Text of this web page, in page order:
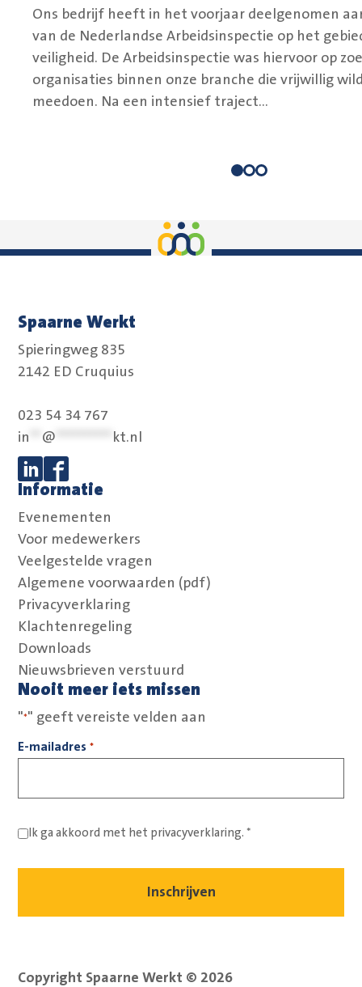
Ons bedrijf heeft in het voorjaar deelgenomen
van de Nederlandse Arbeidsinspectie op het
veiligheid. De Arbeidsinspectie was hiervoor op
organisaties binnen onze branche die vrijwillig
meedoen. Na een intensief traject...
Spaarne Werkt
Spieringweg 835
2142 ED Cruquius
023 54 34 767
in
@ kt.nl
Volg ons op Linkedin
Volg ons op Facebook
Informatie
Evenementen
Voor medewerkers
Veelgestelde vragen
Algemene voorwaarden (pdf)
Privacyverklaring
Klachtenregeling
Downloads
Nieuwsbrieven verstuurd
Nooit meer iets missen
"*" geeft vereiste velden aan
E-mailadres *
Ik ga akkoord met het privacyverklaring. *
Copyright Spaarne Werkt © 2026